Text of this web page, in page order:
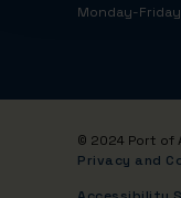
Monday-
Privacy and
© 2024 Port of